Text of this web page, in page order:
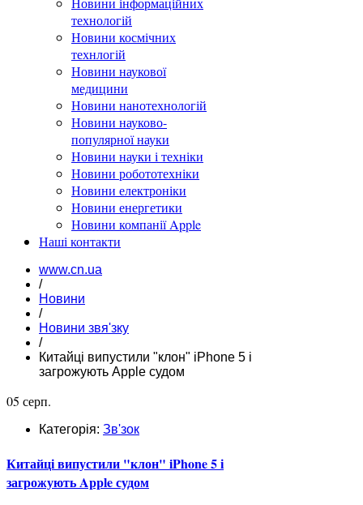
технологій
Новини космічних
технлогій
Новини наукової
медицини
Новини нанотехнологій
Новини науково-
популярної науки
Новини науки і техніки
Новини робототехніки
Новини електроніки
Новини енергетики
Новини компанії Apple
Наші контакти
www.cn.ua
/
Новини
/
Новини звя'зку
/
Китайці випустили "клон" iPhone 5 і
загрожують Apple судом
05 серп.
Категорія: Зв'зок
Китайці випустили "клон" iPhone 5 і
загрожують Apple судом